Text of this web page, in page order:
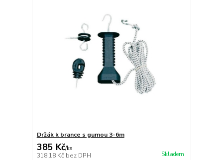
Držák k brance s gumou 3-6m
385 Kč/ks
318,18 Kč bez DPH Skladem